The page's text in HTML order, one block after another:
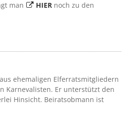
man
HIER noch zu den
ehemaligen Elferratsmitgliedern
Karnevalisten. Er unterstützt den
Hinsicht. Beiratsobmann ist